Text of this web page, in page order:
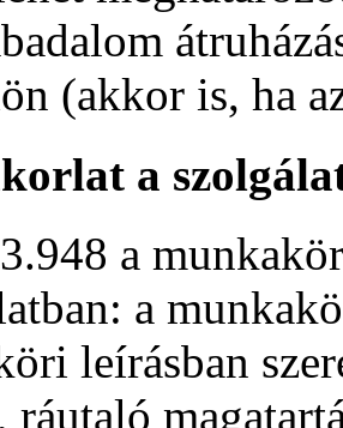
(akkor is, ha
a
a
a
leírásban
ráutaló